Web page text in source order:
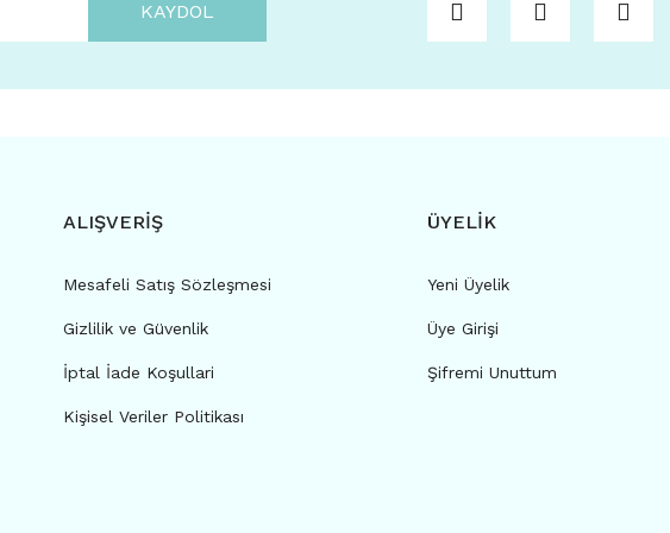
KAYDOL
ALIŞVERİŞ
Mesafeli Satış Sözleşmesi
Gizlilik ve Güvenlik
İptal İade Koşullari
Kişisel Veriler Politikası
ÜYELİK
Yeni Üyelik
Üye Girişi
Şifremi Unuttum